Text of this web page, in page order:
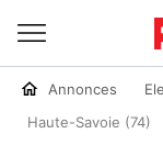
Annonces
Haute-Savoie (74)